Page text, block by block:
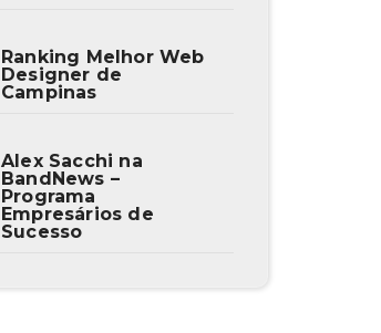
Ranking Melhor Web
Designer de
Campinas
Alex Sacchi na
BandNews –
Programa
Empresários de
Sucesso